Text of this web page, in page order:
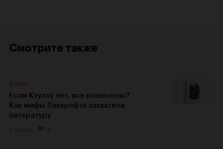
Смотрите также
Книги
Если Ктулху нет, все позволено?
Как мифы Лавкрафта захватили
литературу